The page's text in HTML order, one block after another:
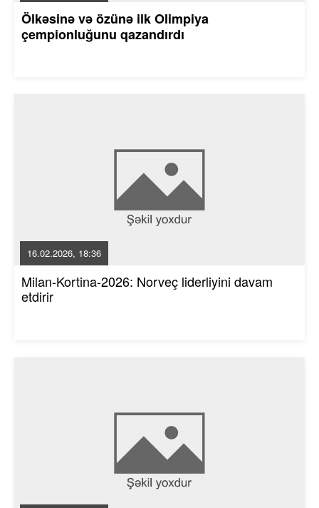
Ölkəsinə və özünə ilk Olimpiya
çempionluğunu qazandırdı
16.02.2026, 18:36
Milan-Kortina-2026: Norveç liderliyini davam
etdirir